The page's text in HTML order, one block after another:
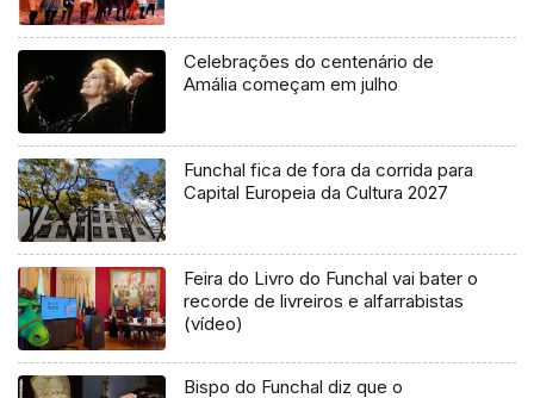
Celebrações do centenário de
Amália começam em julho
Funchal fica de fora da corrida para
Capital Europeia da Cultura 2027
Feira do Livro do Funchal vai bater o
recorde de livreiros e alfarrabistas
(vídeo)
Bispo do Funchal diz que o